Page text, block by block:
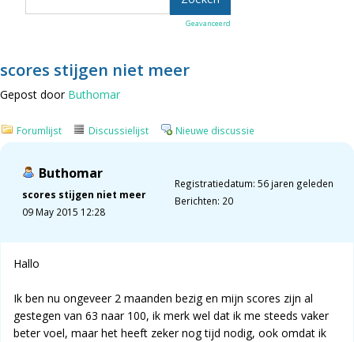
Geavanceerd
scores stijgen niet meer
Gepost door Buthomar
Forumlijst Discussielijst Nieuwe discussie
Buthomar
scores stijgen niet meer
09 May 2015 12:28
Registratiedatum: 56 jaren geleden
Berichten: 20
Hallo
Ik ben nu ongeveer 2 maanden bezig en mijn scores zijn al
gestegen van 63 naar 100, ik merk wel dat ik me steeds vaker
beter voel, maar het heeft zeker nog tijd nodig, ook omdat ik